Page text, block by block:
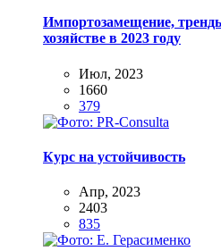
Импортозамещение,
хозяйстве в 2023 году
Июл, 2023
1660
379
Курс на устойчивость
Апр, 2023
2403
835